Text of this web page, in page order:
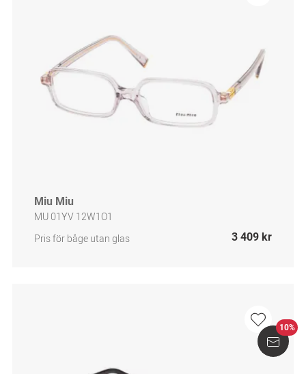
Miu Miu
MU 01YV 12W1O1
Pris för båge utan glas
3 409 kr
10%